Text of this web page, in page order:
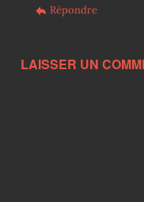
Répondre
LAISSER UN